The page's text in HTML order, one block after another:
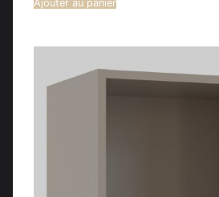
Ajouter au panier